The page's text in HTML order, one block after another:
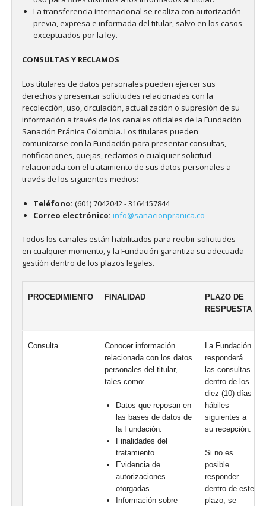
La transferencia internacional se realiza con autorización
previa, expresa e informada del titular, salvo en los casos
exceptuados por la ley.
CONSULTAS Y RECLAMOS
Los titulares de datos personales pueden ejercer sus
derechos y presentar solicitudes relacionadas con la
recolección, uso, circulación, actualización o supresión de su
información a través de los canales oficiales de la Fundación
Sanación Pránica Colombia. Los titulares pueden
comunicarse con la Fundación para presentar consultas,
notificaciones, quejas, reclamos o cualquier solicitud
relacionada con el tratamiento de sus datos personales a
través de los siguientes medios:
Teléfono: (601) 7042042 - 3164157844
Correo electrónico: info@sanacionpranica.co
Todos los canales están habilitados para recibir solicitudes
en cualquier momento, y la Fundación garantiza su adecuada
gestión dentro de los plazos legales.
PROCEDIMIENTO FINALIDAD
PLAZO DE
RESPUESTA
Consulta
Conocer información
relacionada con los datos
personales del titular,
tales como:
Datos que reposan en
las bases de datos de
la Fundación.
Finalidades del
tratamiento.
Evidencia de
autorizaciones
otorgadas
Información sobre
La Fundación
responderá
las consultas
dentro de los
diez (10) días
hábiles
siguientes a
su recepción.
Si no es
posible
responder
dentro de este
plazo, se